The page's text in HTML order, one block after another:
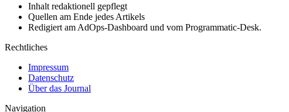
Inhalt redaktionell gepflegt
Quellen am Ende jedes Artikels
Redigiert am AdOps-Dashboard und vom Programmatic-Desk.
Rechtliches
Impressum
Datenschutz
Über das Journal
Navigation